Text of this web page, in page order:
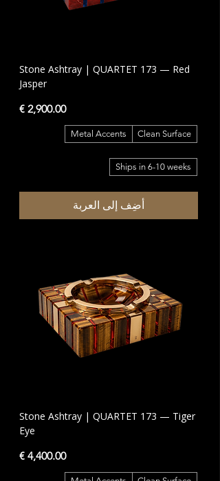
Stone Ashtray | QUARTET 173 — Red
Jasper
السعر
Clean Surface
Metal Accents
Ships in 6-10 weeks
أضِف إلى العربة
Stone Ashtray | QUARTET 173 — Tiger
Eye
السعر